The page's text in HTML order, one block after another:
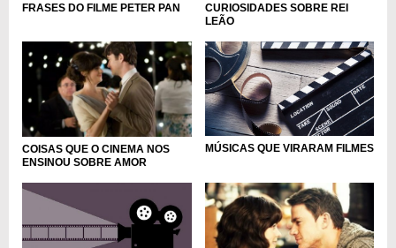
FRASES DO FILME PETER PAN
CURIOSIDADES SOBRE REI
LEÃO
COISAS QUE O CINEMA NOS
ENSINOU SOBRE AMOR
MÚSICAS QUE VIRARAM FILMES